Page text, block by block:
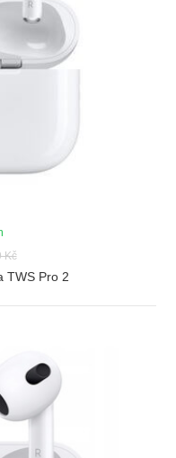
Kč
TWS Pro 2